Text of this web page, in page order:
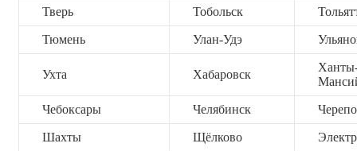
Тверь Тобольск
Тюмень Улан-Удэ
Ухта Хабаровск
Чебоксары Челябинск
Шахты Щёлково